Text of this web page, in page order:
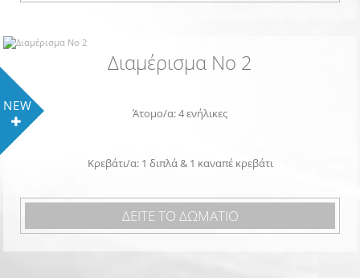
NEW
Διαμέρισμα Νο 2
Άτομο/α: 4 ενήλικες
Κρεβάτι/α: 1 διπλά & 1 καναπέ κρεβάτι
ΔΕΙΤΕ ΤΟ ΔΩΜΑΤΙΟ